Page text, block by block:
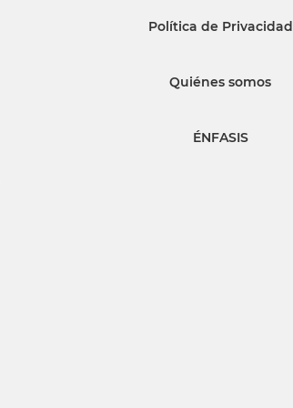
Política de Privacidad
Quiénes somos
ÉNFASIS